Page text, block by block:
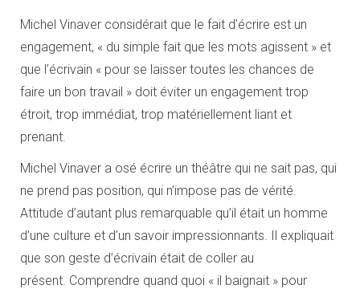
Michel Vinaver considérait que le fait d’écrire est un
engagement, « du simple fait que les mots agissent » et
que l’écrivain « pour se laisser toutes les chances de
faire un bon travail » doit éviter un engagement trop
étroit, trop immédiat, trop matériellement liant et
prenant.
Michel Vinaver a osé écrire un théâtre qui ne sait pas, qui
ne prend pas position, qui n’impose pas de vérité.
Attitude d’autant plus remarquable qu’il était un homme
d’une culture et d’un savoir impressionnants. Il expliquait
que son geste d’écrivain était de coller au
présent. Comprendre quand quoi « il baignait » pour